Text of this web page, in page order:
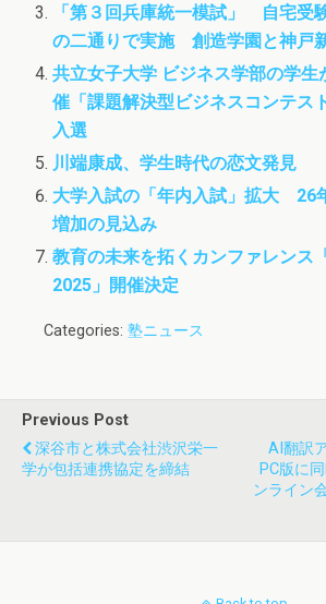
「第３回兵庫統一模試」 自宅受
の二通りで実施 創造学園と神戸
共立女子大学 ビジネス学部の学生
催「課題解決型ビジネスコンテス
入選
川端康成、学生時代の恋文発見
大学入試の「年内入試」拡大 26
増加の見込み
教育の未来を拓くカンファレンス
2025」開催決定
Categories: 塾ニュース
Previous Post
深谷市と株式会社渋沢栄一
学が包括連携協定を締結
AI翻訳
PC版に
ンライン